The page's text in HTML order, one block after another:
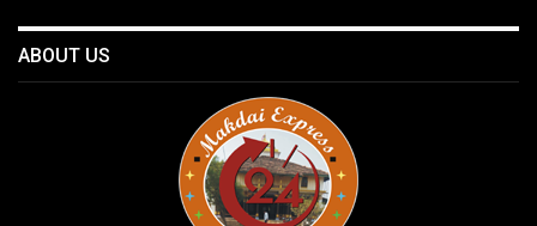
ABOUT US